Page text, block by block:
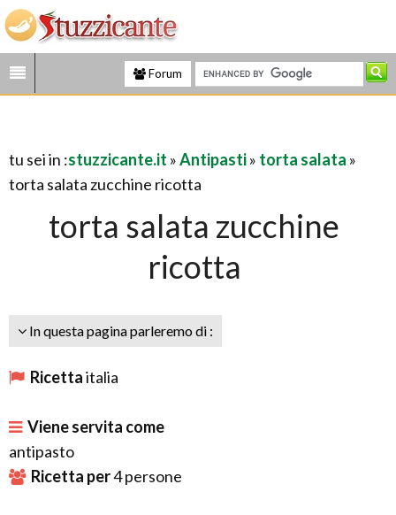
Forum
tu sei in :stuzzicante.it »Antipasti» torta salata »
torta salata zucchine ricotta
torta salata zucchine
ricotta
In questa pagina parleremo di :
Ricettaitalia
Viene servita come
antipasto
Ricetta per4persone